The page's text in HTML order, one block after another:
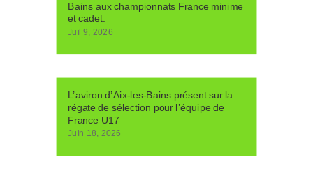
Bains aux championnats France minime
et cadet.
Juil 9, 2026
L’aviron d’Aix-les-Bains présent sur la
régate de sélection pour l’équipe de
France U17
Juin 18, 2026